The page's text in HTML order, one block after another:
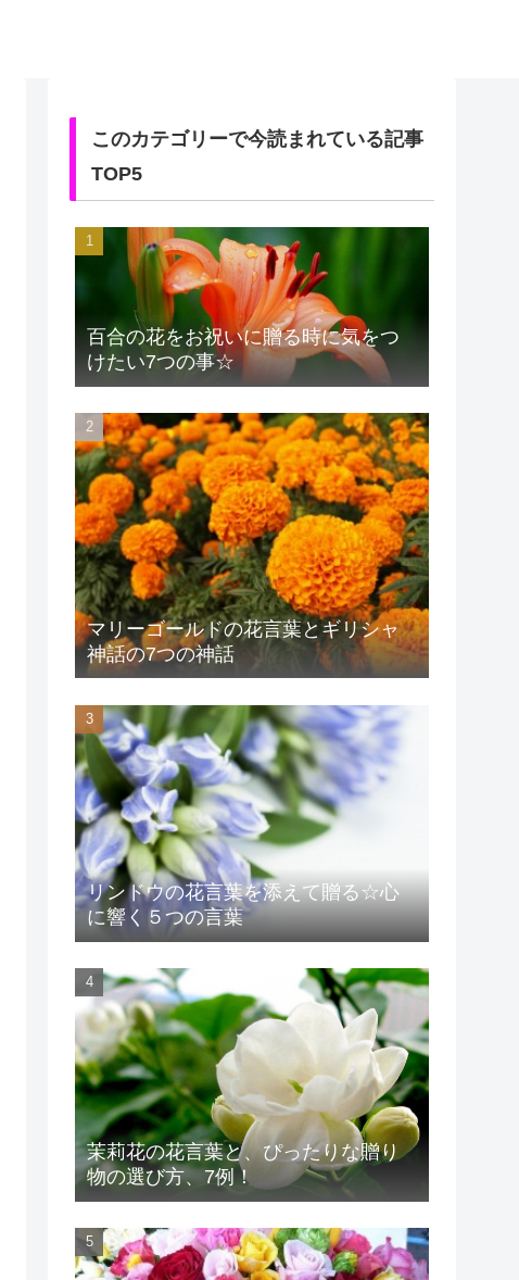
このカテゴリーで今読まれている記事
TOP5
百合の花をお祝いに贈る時に気をつ
けたい7つの事☆
マリーゴールドの花言葉とギリシャ
神話の7つの神話
リンドウの花言葉を添えて贈る☆心
に響く５つの言葉
茉莉花の花言葉と、ぴったりな贈り
物の選び方、7例！